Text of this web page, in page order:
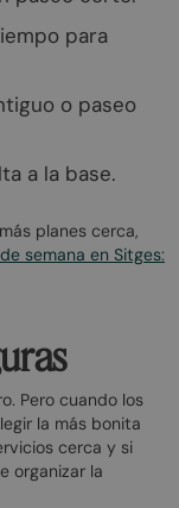
para
o paseo
a la base.
planes cerca,
semana en Sitges:
Pero cuando los
la más bonita
cerca y si
organizar la